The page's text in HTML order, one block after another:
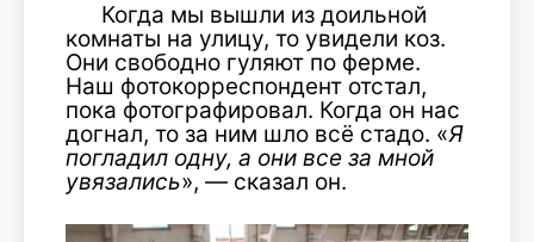
Когда мы вышли из доильной
комнаты на улицу, то увидели коз.
Они свободно гуляют по ферме.
Наш фотокорреспондент отстал,
пока фотографировал. Когда он нас
догнал, то за ним шло всё стадо. «Я
погладил одну, а они все за мной
увязались», — сказал он.